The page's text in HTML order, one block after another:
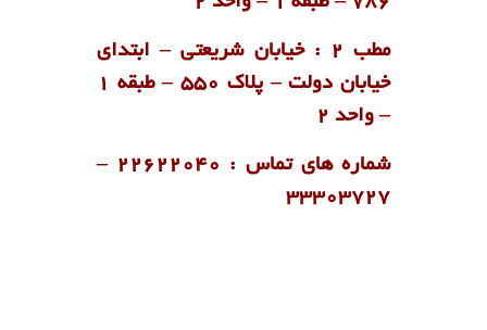
مطب 2 : خیابان شریعتی – ابتدای
خیابان دولت – پلاک 550 – طبقه 1
– واحد 2
شماره های تماس : ۲۲۶۲۲۰۴۰ –
۳۳۳۰۳۷۲۷